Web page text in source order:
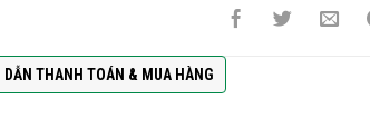
DẪN THANH TOÁN & MUA HÀNG